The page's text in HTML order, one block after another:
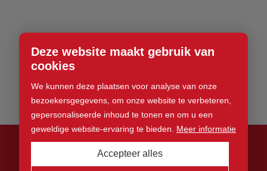
Deze website maakt gebruik van
cookies
We kunnen deze plaatsen voor analyse van onze
bezoekersgegevens, om onze website te verbeteren,
gepersonaliseerde inhoud te tonen en om u een
geweldige website-ervaring te bieden. Meer informatie
Accepteer alles
© 2026 Wild Store. Alle rechten voorbehouden